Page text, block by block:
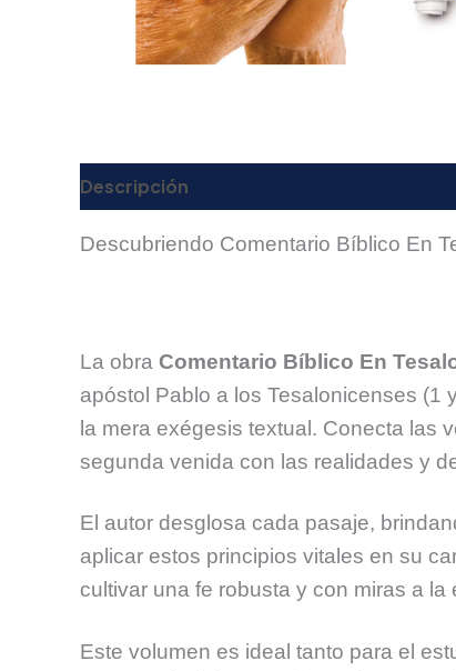
Descripción
Descubriendo Comentario Bíblico En
La obra Comentario Bíblico En
apóstol Pablo a los Tesalonicenses (1
la mera exégesis textual. Conecta las
segunda venida con las realidades y
El autor desglosa cada pasaje,
aplicar estos principios vitales en su
cultivar una fe robusta y con miras a la
Este volumen es ideal tanto para el